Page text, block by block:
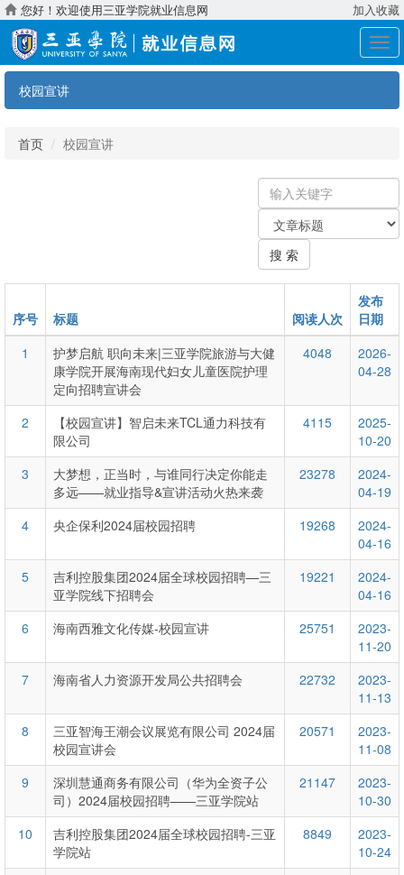
您好！欢迎使用三亚学院就业信息网 加入收藏
展
开
校园宣讲
首页 校园宣讲
输
入
键
字：
关
键
类
型
搜 索
序号 标题 阅读人次
发布
日期
1
护梦启航 职向未来|三亚学院旅游与大健
康学院开展海南现代妇女儿童医院护理
定向招聘宣讲会
4048
2026-
04-28
2
【校园宣讲】智启未来TCL通力科技有
限公司
4115
2025-
10-20
3
大梦想，正当时，与谁同行决定你能走
多远——就业指导&宣讲活动火热来袭
23278
2024-
04-19
4
央企保利2024届校园招聘 19268
2024-
04-16
5
吉利控股集团2024届全球校园招聘—三
亚学院线下招聘会
19221
2024-
04-16
6
海南西雅文化传媒-校园宣讲 25751
2023-
11-20
7
海南省人力资源开发局公共招聘会 22732
2023-
11-13
8
三亚智海王潮会议展览有限公司 2024届
校园宣讲会
20571
2023-
11-08
9
深圳慧通商务有限公司（华为全资子公
司）2024届校园招聘——三亚学院站
21147
2023-
10-30
10
吉利控股集团2024届全球校园招聘-三亚
学院站
8849
2023-
10-24